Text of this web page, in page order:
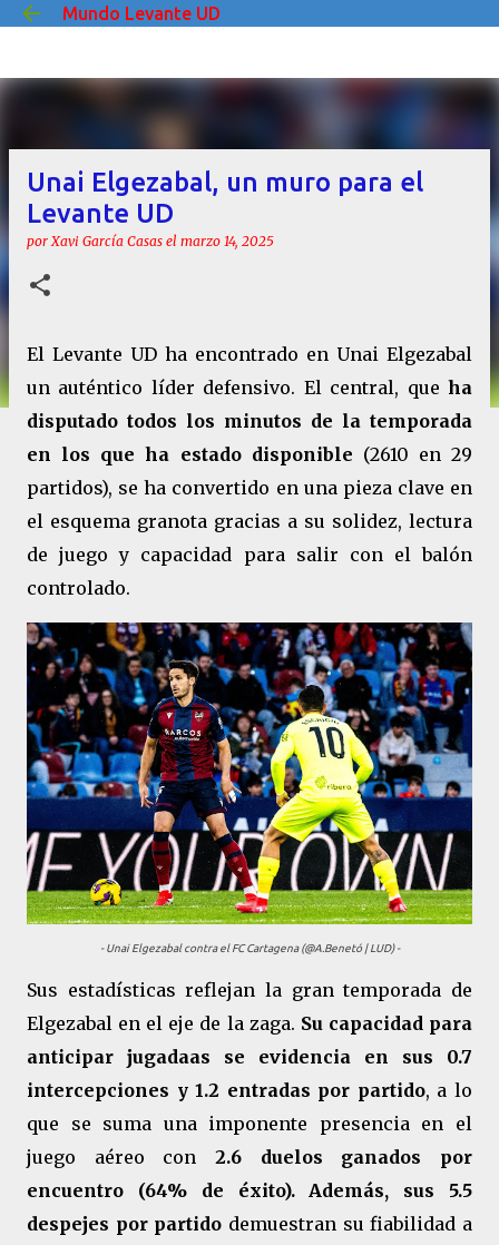
Ir al contenido principal
Mundo Levante UD
Unai Elgezabal, un muro para el
Levante UD
porXavi García Casas el marzo 14, 2025
El Levante UD ha encontrado en Unai Elgezabal
un auténtico líder defensivo. El central, que ha
disputado todos los minutos de la temporada
en los que ha estado disponible (2610 en 29
partidos), se ha convertido en una pieza clave en
el esquema granota gracias a su solidez, lectura
de juego y capacidad para salir con el balón
controlado.
- Unai Elgezabal contra el FC Cartagena (@A.Benetó | LUD) -
Sus estadísticas reflejan la gran temporada de
Elgezabal en el eje de la zaga. Su capacidad para
anticipar jugadaas se evidencia en sus 0.7
intercepciones y 1.2 entradas por partido, a lo
que se suma una imponente presencia en el
juego aéreo con 2.6 duelos ganados por
encuentro (64% de éxito). Además, sus 5.5
despejes por partido demuestran su fiabilidad a